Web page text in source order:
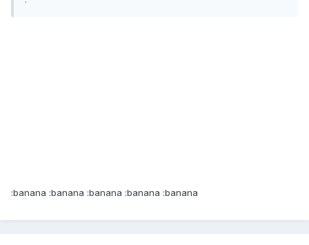
:banana :banana :banana :banana :banana